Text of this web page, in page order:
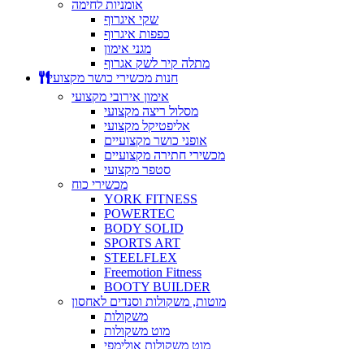
אומניות לחימה
שקי איגרוף
כפפות איגרוף
מגני אימון
מתלה קיר לשק אגרוף
חנות מכשירי כושר מקצועי
אימון אירובי מקצועי
מסלול ריצה מקצועי
אליפטיקל מקצועי
אופני כושר מקצועיים
מכשירי חתירה מקצועיים
סטפר מקצועי
מכשירי כוח
YORK FITNESS
POWERTEC
BODY SOLID
SPORTS ART
STEELFLEX
Freemotion Fitness
BOOTY BUILDER
מוטות, משקולות וסנדים לאחסון
משקולות
מוט משקולות
מוט משקולות אולימפי